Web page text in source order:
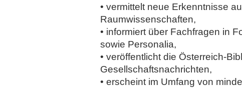
• vermittelt neue Erkenntnisse
Raumwissenschaften,
• informiert über Fachfragen in
sowie Personalia,
• veröffentlicht die Österreich-
Gesellschaftsnachrichten,
• erscheint im Umfang von